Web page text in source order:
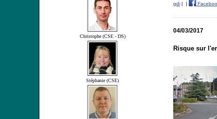
Christophe (CSE - DS)
Stéphanie (CSE)
gdi| |
04/03/2017
Risque sur